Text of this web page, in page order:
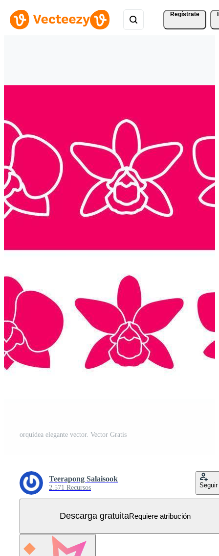
Regístrate
orquídea elegante vector. Vector Gratis
Teerapong Salaisook
2.571 Recursos Seguir
Descarga gratuitaRequiere atribución